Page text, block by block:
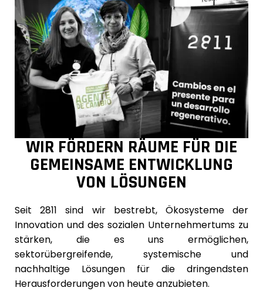
WIR FÖRDERN RÄUME FÜR DIE
GEMEINSAME ENTWICKLUNG
VON LÖSUNGEN
Seit 2811 sind wir bestrebt, Ökosysteme der
Innovation und des sozialen Unternehmertums zu
stärken, die es uns ermöglichen,
sektorübergreifende, systemische und
nachhaltige Lösungen für die dringendsten
Herausforderungen von heute anzubieten.